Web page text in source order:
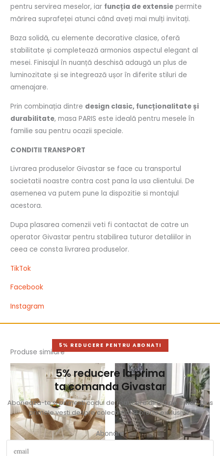
pentru servirea meselor, iar funcția de extensie permite
mărirea suprafeței atunci când aveți mai mulți invitați.
Baza solidă, cu elemente decorative clasice, oferă
stabilitate și completează armonios aspectul elegant al
mesei. Finisajul în nuanță deschisă adaugă un plus de
luminozitate și se integrează ușor în diferite stiluri de
amenajare.
Prin combinația dintre design clasic, funcționalitate și
durabilitate, masa PARIS este ideală pentru mesele în
familie sau pentru ocazii speciale.
CONDITII TRANSPORT
Livrarea produselor Givastar se face cu transportul
societatii noastre contra cost pana la usa clientului. De
asemenea va putem pune la dispozitie si montajul
acestora.
Dupa plasarea comenzii veti fi contactat de catre un
operator Givastar pentru stabilirea tuturor detaliilor in
ceea ce consta livrarea produselor.
TikTok
Facebook
Instagram
Produse similare
5% REDUCERE PENTRU ABONATI
5% reducere la prima
ta comanda Givastar
Aboneaza-te si primesti codul de reducere direct pe email, plus
primele vesti despre colectii noi si oferte exclusive.
Abonare